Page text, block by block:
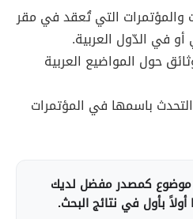
والمؤتمرات التي تُعقد في مقر
أو في الدّول العربية.
حول المواضيع العربية
باسمها في المؤتمرات
موضوع كمصدر مفضل لديك
بأول في نتائج البحث.